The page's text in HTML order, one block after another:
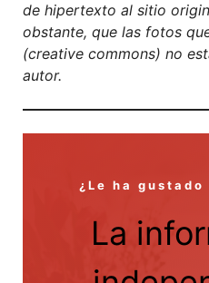
de hipertexto al sitio
obstante, que las fotos
(creative commons) no
autor.
¿Le ha
La